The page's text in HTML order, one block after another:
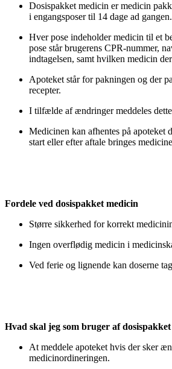
Dosispakket medicin er medicin
i engangsposer til 14 dage ad gangen.
Hver pose indeholder medicin til et
pose står brugerens CPR-nummer,
indtagelsen, samt hvilken medicin
Apoteket står for pakningen og der
recepter.
I tilfælde af ændringer meddeles
Medicinen kan afhentes på apoteket
start eller efter aftale bringes
Fordele ved dosispakket medicin
Større sikkerhed for korrekt
Ingen overflødig medicin i
Ved ferie og lignende kan doserne
Hvad skal jeg som bruger af
At meddele apoteket hvis der sker
medicinordineringen.